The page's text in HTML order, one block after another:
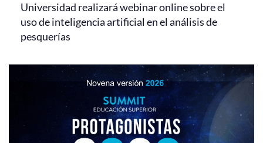
Universidad realizará webinar online sobre el
uso de inteligencia artificial en el análisis de
pesquerías